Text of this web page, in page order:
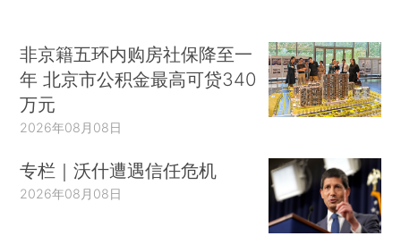
非京籍五环内购房社保降至一
年 北京市公积金最高可贷340
万元
2026年08月08日
专栏｜沃什遭遇信任危机
2026年08月08日